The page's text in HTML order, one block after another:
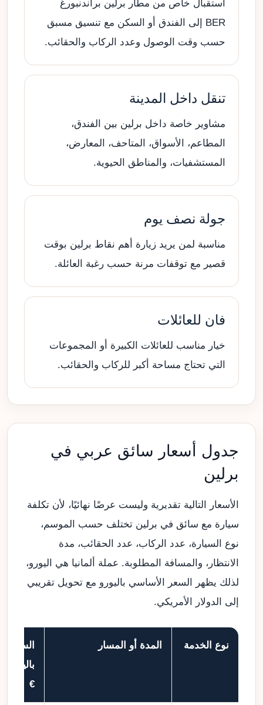
استقبال خاص من مطار برلين براندنبورغ
BER إلى الفندق أو السكن مع تنسيق مسبق
حسب وقت الوصول وعدد الركاب والحقائب.
تنقل داخل المدينة
مشاوير خاصة داخل برلين بين الفندق،
المطاعم، الأسواق، المتاحف، المعارض،
المستشفيات، والمناطق الحيوية.
جولة نصف يوم
مناسبة لمن يريد زيارة أهم نقاط برلين بوقت
قصير مع توقفات مرنة حسب رغبة العائلة.
فان للعائلات
خيار مناسب للعائلات الكبيرة أو المجموعات
التي تحتاج مساحة أكبر للركاب والحقائب.
جدول أسعار سائق عربي في
برلين
الأسعار التالية تقديرية وليست عرضًا نهائيًا، لأن تكلفة
سيارة مع سائق في برلين تختلف حسب الموسم،
نوع السيارة، عدد الركاب، عدد الحقائب، مدة
الانتظار، والمسافة المطلوبة. عملة ألمانيا هي اليورو،
لذلك يظهر السعر الأساسي باليورو مع تحويل تقريبي
إلى الدولار الأمريكي.
نوع الخدمة المدة أو المسار
السعر
باليورو
€